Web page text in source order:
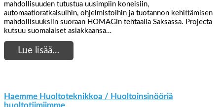
mahdollisuuden tutustua uusimpiin koneisiin,
automaatioratkaisuihin, ohjelmistoihin ja tuotannon kehittämisen
mahdollisuuksiin suoraan HOMAGin tehtaalla Saksassa. Projecta
kutsuu suomalaiset asiakkaansa…
Lue lisää…
Haemme Huoltoteknikkoa / Huoltoinsinööriä
huoltotiimiimme